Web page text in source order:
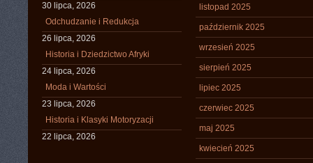
30 lipca, 2026
Odchudzanie i Redukcja
26 lipca, 2026
Historia i Dziedzictwo Afryki
24 lipca, 2026
Moda i Wartości
23 lipca, 2026
Historia i Klasyki Motoryzacji
22 lipca, 2026
listopad 2025
październik 2025
wrzesień 2025
sierpień 2025
lipiec 2025
czerwiec 2025
maj 2025
kwiecień 2025